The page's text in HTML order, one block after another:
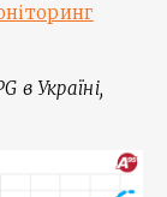
в Україні,